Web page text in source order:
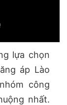
lựa chọn
áp Lào
công
nhất.